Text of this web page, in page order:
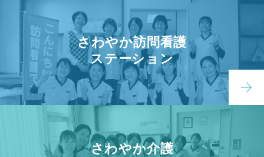
さわやか訪問看護
ステーション
さわやか介護